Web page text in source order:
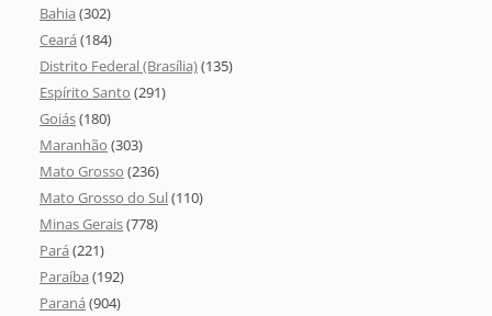
Bahia (302)
Ceará (184)
Distrito Federal (Brasília)(135)
Espírito Santo (291)
Goiás(180)
Maranhão (303)
Mato Grosso (236)
Mato Grosso do Sul(110)
Minas Gerais(778)
Pará (221)
Paraíba (192)
Paraná (904)